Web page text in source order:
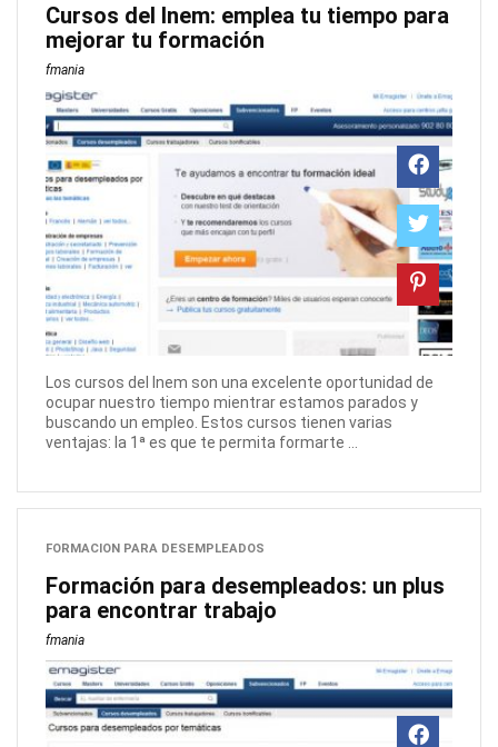
Cursos del Inem: emplea tu tiempo para
mejorar tu formación
fmania
Los cursos del Inem son una excelente oportunidad de
ocupar nuestro tiempo mientrar estamos parados y
buscando un empleo. Estos cursos tienen varias
ventajas: la 1ª es que te permita formarte ...
FORMACION PARA DESEMPLEADOS
Formación para desempleados: un plus
para encontrar trabajo
fmania